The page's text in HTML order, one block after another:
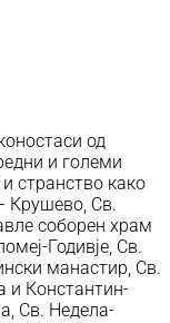
од
и големи
странство како
Крушево, Св.
соборен храм
Годивје, Св.
манастир, Св.
и Константин-
Св. Недела-